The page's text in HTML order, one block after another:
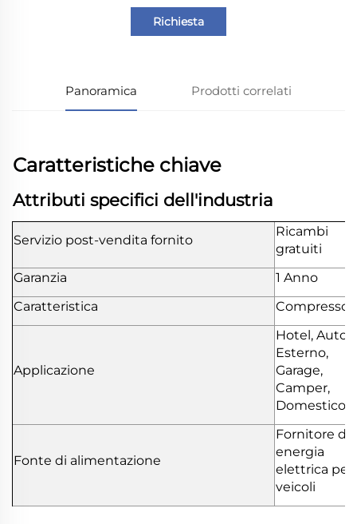
Richiesta
Panoramica Prodotti correlati
Caratteristiche chiave
Attributi specifici dell'industria
Servizio post-vendita fornito
Ricambi
gratuiti
Garanzia
1 Anno
Caratteristica
Applicazione
Hotel, Auto,
Esterno,
Garage,
Camper,
Domestico
Fonte di alimentazione
Fornitore di
energia
elettrica per
veicoli